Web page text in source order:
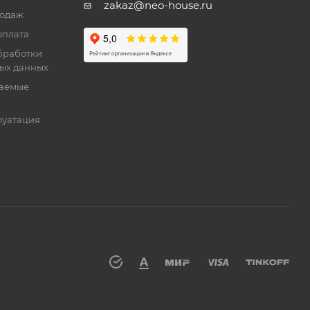
данных
zakaz@neo-house.ru